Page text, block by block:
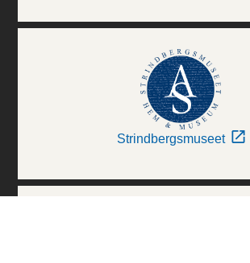
Strindbergsmuseet